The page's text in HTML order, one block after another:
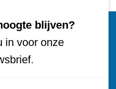
blijven?
in voor onze